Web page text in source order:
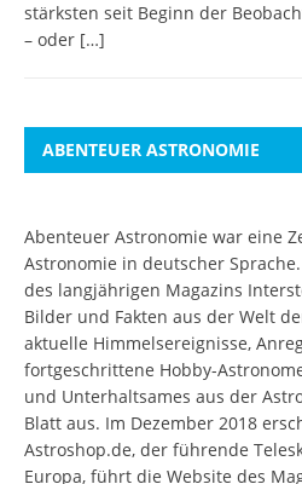
stärksten seit Beginn der
– oder […]
ABENTEUER ASTRONOMIE
Abenteuer Astronomie war eine
Astronomie in deutscher
des langjährigen Magazins
Bilder und Fakten aus der Welt
aktuelle Himmelsereignisse,
fortgeschrittene Hobby-
und Unterhaltsames aus der
Blatt aus. Im Dezember 2018
Astroshop.de, der führende
Europa, führt die Website des